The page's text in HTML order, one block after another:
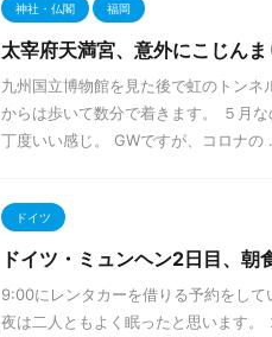
神社・仏閣 福岡
太宰府天満宮、意外にこじん
九州国立博物館を見た後で虹のトン
からは歩いて数分で着きます。 ５月
丁度いい感じ。 GWですが、コロナの
ドイツ
ドイツ・ミュンヘン2日目、
9:00にレンタカーを借りる予約をし
夜は二人ともよく眠ったと思います